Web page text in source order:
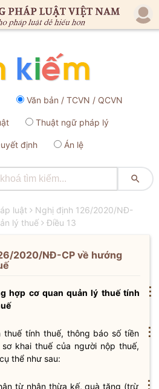
Văn bản / TCVN / QCVN
Thuật ngữ pháp lý
định Án lệ

luật
Nghị định 126/2020/NĐ-
lý thuế
Điều 13
2020/NĐ-CP về hướng
hợp cơ quan quản lý thuế tính
thuếtính thuế, thông báo số tiền
khai thuếcủa người nộp thuế,
thể như sau:
từ nhận thừa kế, quà tặng (trừ
⋮
⋮
⋮